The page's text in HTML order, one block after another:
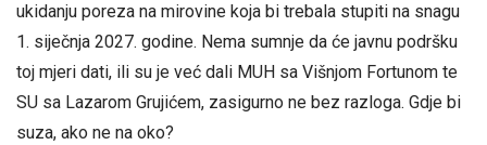
ukidanju poreza na mirovine koja bi trebala stupiti na snagu
1. siječnja 2027. godine. Nema sumnje da će javnu podršku
toj mjeri dati, ili su je već dali MUH sa Višnjom Fortunom te
SU sa Lazarom Grujićem, zasigurno ne bez razloga. Gdje bi
suza, ako ne na oko?